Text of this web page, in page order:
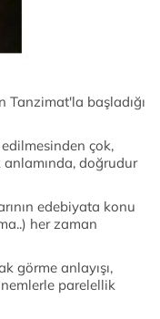
Tanzimat'la başladığı
çok,
anlamında, doğrudur
edebiyata konu
her zaman
görme anlayışı,
parelellik